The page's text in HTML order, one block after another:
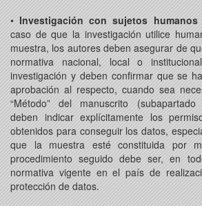
•Investigación con sujetos humanos
caso de que la investigación utilice
muestra, los autores deben asegurar de
normativa nacional, local o
investigación y deben confirmar que se
aprobación al respecto, cuando sea
“Método” del manuscrito (subapartado
deben indicar explícitamente los
obtenidos para conseguir los datos,
que la muestra esté constituida por
procedimiento seguido debe ser, en
normativa vigente en el país de
protección de datos.